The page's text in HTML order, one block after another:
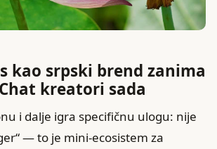
kao srpski brend zanima
kreatori sada
i dalje igra specifičnu ulogu: nije
— to je mini-ecosistem za